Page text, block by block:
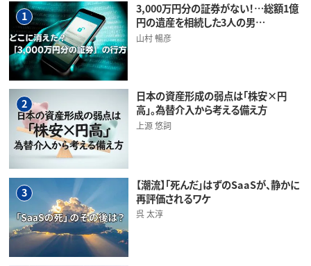
1
3,000万円分の証券がない！…総額1億
円の遺産を相続した3人の男…
山村 暢彦
2
日本の資産形成の弱点は「株安×円
高」。為替介入から考える備え方
上源 悠詞
3
【潮流】「死んだ」はずのSaaSが、静かに
再評価されるワケ
呉 太淳